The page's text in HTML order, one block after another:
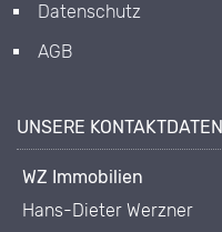
Datenschutz
AGB
UNSERE KONTAKTDATEN
WZ Immobilien
Hans-Dieter Werzner